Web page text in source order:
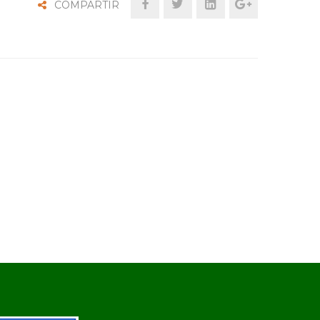
COMPARTIR